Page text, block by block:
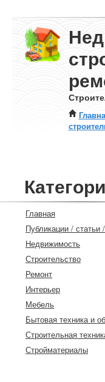
Главная
Публикации / статьи
Недвижимость
Строительство
Ремонт
Интерьер
Мебель
Бытовая техника и
Строительная
Стройматериалы